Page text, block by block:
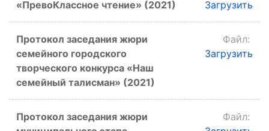
«ПревоКлассное чтение» (2021)
Загрузить
Протокол заседания жюри
семейного городского
творческого конкурса «Наш
семейный талисман» (2021)
Файл:
Загрузить
Протокол заседания жюри
Файл: